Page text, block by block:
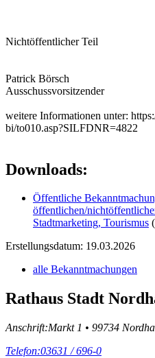
Nichtöffentlicher Teil
Patrick Börsch
Ausschussvorsitzender
weitere Informationen unter:
bi/to010.asp?SILFDNR=4822
Downloads:
Öffentliche
öffentlichen/
Stadtmarketing, Tourismus
Erstellungsdatum: 19.03.2026
alle Bekanntmachungen
Rathaus Stadt
Anschrift:Markt 1 • 99734
Telefon:03631 / 696-0